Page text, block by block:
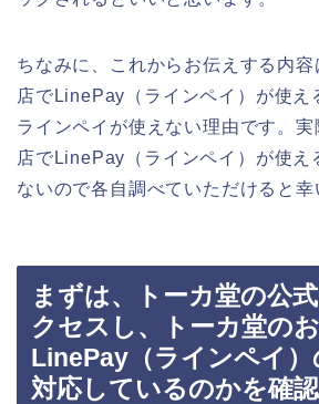
ちなみに、これからお伝えする内
店でLinePay（ラインペイ）が使え
ラインペイが使えない理由です。
店でLinePay（ラインペイ）が使え
ないので各自調べていただけると幸
まずは、トーカ堂の公
クセスし、トーカ堂の
LinePay（ラインペイ）
対応しているのかを確認